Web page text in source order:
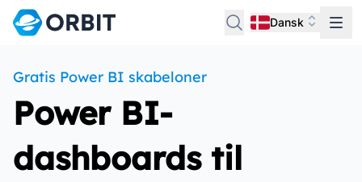
Dansk
Gratis Power BI skabeloner
Power BI-
dashboards til